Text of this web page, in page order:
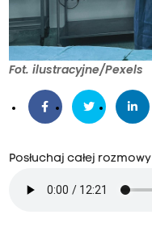
Fot. ilustracyjne/Pexels
Posłuchaj całej rozmowy